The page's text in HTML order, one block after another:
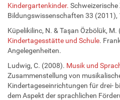
Kindergartenkinder.
Bildungswissenschaften 33 (2011),
Küpelikilinc, N. & Taşan Özbölük, M.
Kindertagesstätte und Schule.
Angelegenheiten.
Ludwig, C. (2008). Musik und
Zusammenstellung von
Kindertageseinrichtungen für drei-
dem Aspekt der sprachlichen